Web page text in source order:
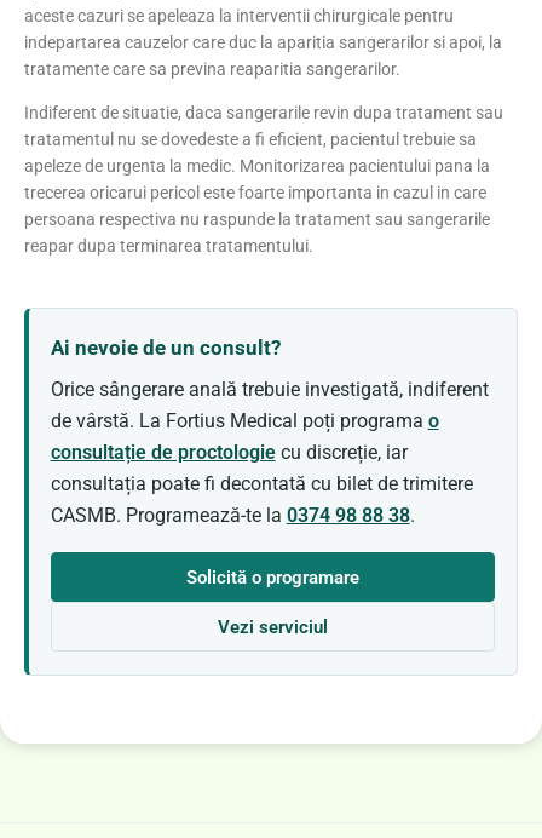
aceste cazuri se apeleaza la interventii chirurgicale pentru
indepartarea cauzelor care duc la aparitia sangerarilor si apoi, la
tratamente care sa previna reaparitia sangerarilor.
Indiferent de situatie, daca sangerarile revin dupa tratament sau
tratamentul nu se dovedeste a fi eficient, pacientul trebuie sa
apeleze de urgenta la medic. Monitorizarea pacientului pana la
trecerea oricarui pericol este foarte importanta in cazul in care
persoana respectiva nu raspunde la tratament sau sangerarile
reapar dupa terminarea tratamentului.
Ai nevoie de un consult?
Orice sângerare anală trebuie investigată, indiferent
de vârstă. La Fortius Medical poți programa o
consultație de proctologiecu discreție, iar
consultația poate fi decontată cu bilet de trimitere
CASMB. Programează-te la 0374 98 88 38.
Solicită o programare
Vezi serviciul